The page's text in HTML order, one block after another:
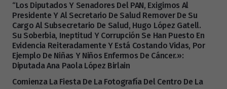
“Los Diputados Y Senadores Del PAN, Exigimos Al
Presidente Y Al Secretario De Salud Remover De Su
Cargo Al Subsecretario De Salud, Hugo López Gatell.
Su Soberbia, Ineptitud Y Corrupción Se Han Puesto En
Evidencia Reiteradamente Y Está Costando Vidas, Por
Ejemplo De Niñas Y Niños Enfermos De Cáncer.»:
Diputada Ana Paola López Birlain
Comienza La Fiesta De La Fotografía Del Centro De La